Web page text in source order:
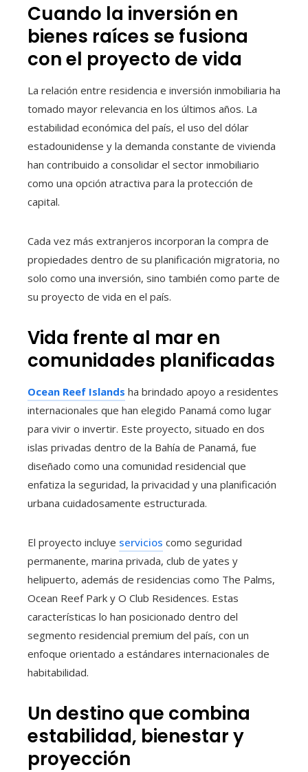
Cuando la inversión en
bienes raíces se fusiona
con el proyecto de vida
La relación entre residencia e inversión inmobiliaria ha
tomado mayor relevancia en los últimos años. La
estabilidad económica del país, el uso del dólar
estadounidense y la demanda constante de vivienda
han contribuido a consolidar el sector inmobiliario
como una opción atractiva para la protección de
capital.
Cada vez más extranjeros incorporan la compra de
propiedades dentro de su planificación migratoria, no
solo como una inversión, sino también como parte de
su proyecto de vida en el país.
Vida frente al mar en
comunidades planificadas
Ocean Reef Islands ha brindado apoyo a residentes
internacionales que han elegido Panamá como lugar
para vivir o invertir. Este proyecto, situado en dos
islas privadas dentro de la Bahía de Panamá, fue
diseñado como una comunidad residencial que
enfatiza la seguridad, la privacidad y una planificación
urbana cuidadosamente estructurada.
El proyecto incluye servicios como seguridad
permanente, marina privada, club de yates y
helipuerto, además de residencias como The Palms,
Ocean Reef Park y O Club Residences. Estas
características lo han posicionado dentro del
segmento residencial premium del país, con un
enfoque orientado a estándares internacionales de
habitabilidad.
Un destino que combina
estabilidad, bienestar y
proyección